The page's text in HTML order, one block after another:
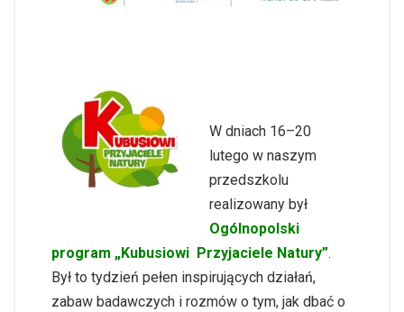
W dniach 16–20
lutego w naszym
przedszkolu
realizowany był
Ogólnopolski
program „Kubusiowi Przyjaciele Natury”.
Był to tydzień pełen inspirujących działań,
zabaw badawczych i rozmów o tym, jak dbać o